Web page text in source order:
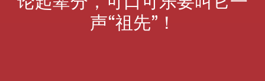
声“祖先”！